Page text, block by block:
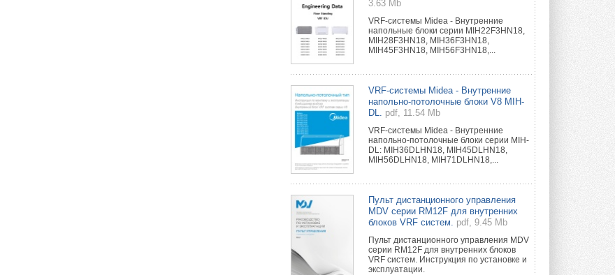
3.63 Mb
VRF-системы Midea - Внутренние
напольные блоки серии MIH22F3HN18,
MIH28F3HN18, MIH36F3HN18,
MIH45F3HN18, MIH56F3HN18,...
VRF-системы Midea - Внутренние
напольно-потолочные блоки V8 MIH-
DL.
pdf, 11.54 Mb
VRF-системы Midea - Внутренние
напольно-потолочные блоки серии MIH-
DL: MIH36DLHN18, MIH45DLHN18,
MIH56DLHN18, MIH71DLHN18,...
Пульт дистанционного управления
MDV серии RM12F для внутренних
блоков VRF систем.
pdf, 9.45 Mb
Пульт дистанционного управления MDV
серии RM12F для внутренних блоков
VRF систем. Инструкция по установке и
эксплуатации.